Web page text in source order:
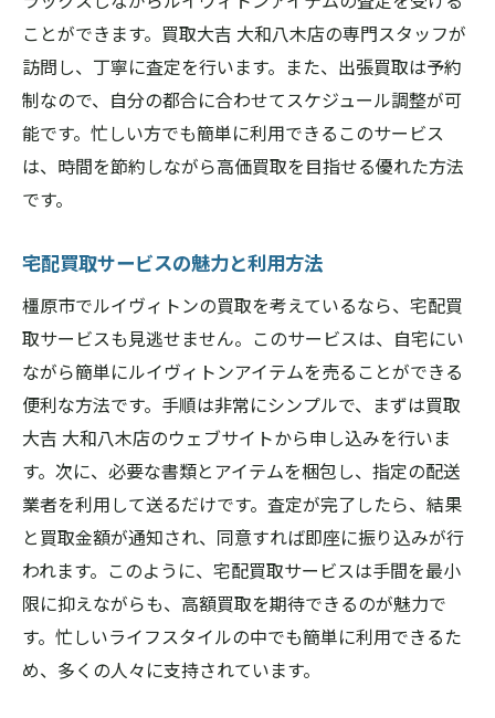
ことができます。買取大吉 大和八木店の専門スタッフが
訪問し、丁寧に査定を行います。また、出張買取は予約
制なので、自分の都合に合わせてスケジュール調整が可
能です。忙しい方でも簡単に利用できるこのサービス
は、時間を節約しながら高価買取を目指せる優れた方法
です。
宅配買取サービスの魅力と利用方法
橿原市でルイヴィトンの買取を考えているなら、宅配買
取サービスも見逃せません。このサービスは、自宅にい
ながら簡単にルイヴィトンアイテムを売ることができる
便利な方法です。手順は非常にシンプルで、まずは買取
大吉 大和八木店のウェブサイトから申し込みを行いま
す。次に、必要な書類とアイテムを梱包し、指定の配送
業者を利用して送るだけです。査定が完了したら、結果
と買取金額が通知され、同意すれば即座に振り込みが行
われます。このように、宅配買取サービスは手間を最小
限に抑えながらも、高額買取を期待できるのが魅力で
す。忙しいライフスタイルの中でも簡単に利用できるた
め、多くの人々に支持されています。